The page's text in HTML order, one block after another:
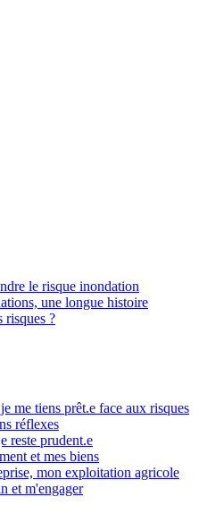
le risque inondation
une longue histoire
risques ?
me tiens prêt.e face aux risques
réflexes
reste prudent.e
et mes biens
mon exploitation agricole
et m'engager